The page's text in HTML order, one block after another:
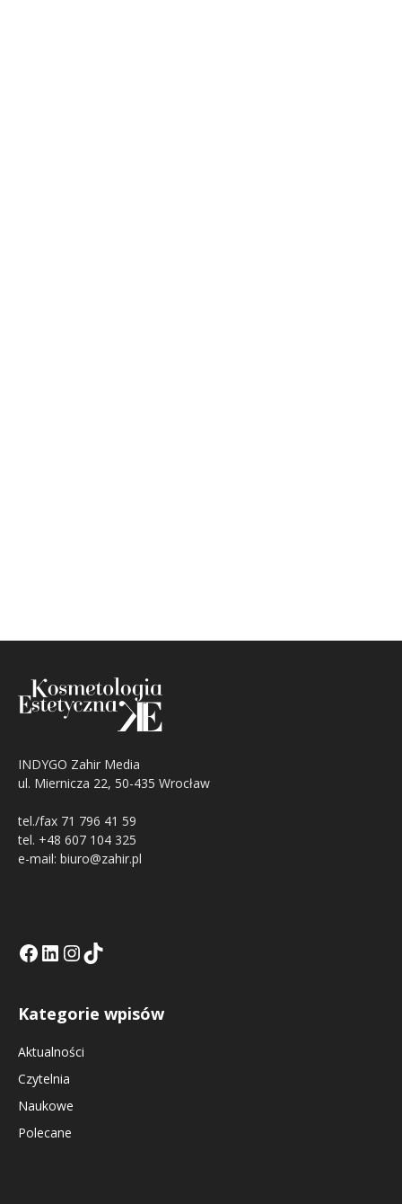
INDYGO Zahir Media
ul. Miernicza 22, 50-435 Wrocław
tel./fax 71 796 41 59
tel. +48 607 104 325
e-mail: biuro@zahir.pl
Facebook
LinkedIn
Tik Tok KEInstagramm KE
Kategorie wpisów
Aktualności
Czytelnia
Naukowe
Polecane